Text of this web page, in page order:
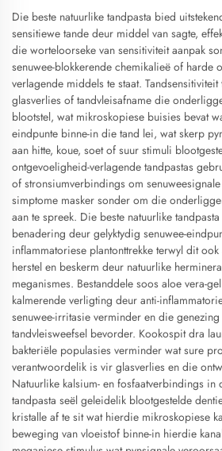
Die beste natuurlike tandpasta bied
sensitiewe tande deur middel van sagte,
die worteloorseke van sensitiviteit aanpak
senuwee-blokkerende chemikalieë of harde
verlagende middels te staat.
glasverlies of tandvleisafname die
blootstel, wat mikroskopiese buisies bevat
eindpunte binne-in die tand lei, wat skerp
aan hitte, koue, soet of suur stimuli
ontgevoeligheid-verlagende tandpastas
of stronsiumverbindings om
simptome masker sonder om die
aan te spreek. Die beste natuurlike
benadering deur gelyktydig senuwee-
inflammatoriese plantonttrekke terwyl dit
herstel en beskerm deur natuurlike
meganismes. Bestanddele soos aloe vera-
kalmerende verligting deur anti-
senuwee-irritasie verminder en die
tandvleisweefsel bevorder. Kookospit dra
bakteriële populasies verminder wat sure
verantwoordelik is vir glasverlies en die
Natuurlike kalsium- en fosfaatverbindings in
tandpasta seël geleidelik blootgestelde
kristalle af te sit wat hierdie mikroskopiese
beweging van vloeistof binne-in hierdie